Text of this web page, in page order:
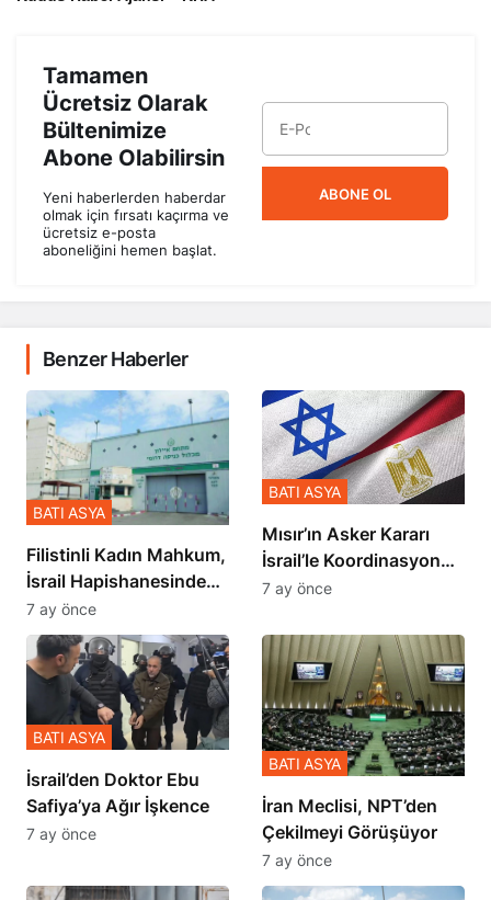
Tamamen
Ücretsiz Olarak
Bültenimize
Abone Olabilirsin
Yeni haberlerden haberdar
olmak için fırsatı kaçırma ve
ücretsiz e-posta
aboneliğini hemen başlat.
ABONE OL
Benzer Haberler
Filistinli Kadın Mahkum,
İsrail Hapishanesindeki
Zulmü Anlattı
BATI ASYA
7 ay önce
Mısır’ın Asker Kararı
İsrail’le Koordinasyon
İçinde Gerçekleşmiş
BATI ASYA
7 ay önce
İsrail’den Doktor Ebu
Safiya’ya Ağır İşkence
BATI ASYA
7 ay önce
İran Meclisi, NPT’den
Çekilmeyi Görüşüyor
BATI ASYA
7 ay önce